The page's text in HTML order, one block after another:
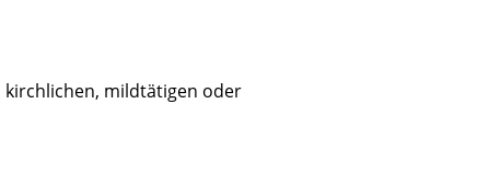
kirchlichen, mildtätigen oder